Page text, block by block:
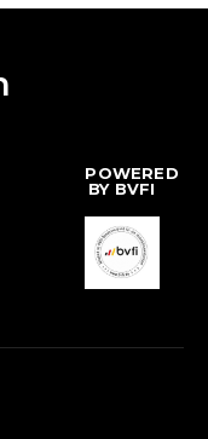
POWERED
BY BVFI